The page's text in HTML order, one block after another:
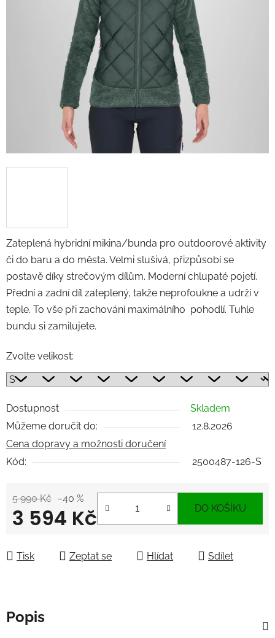
Zateplená hybridní mikina/bunda pro outdoorové aktivity
či do baru a do města. Velmi slušivá, přizpůsobí se
postavě díky strečovým dílům. Moderní chlupaté pojetí.
Přední a zadní díl zateplený, takže neprofoukne a udrží v
teple. To vše při zachování maximálního pohodlí. Tuhle
bundu si zamilujete.
Zvolte velikost:
Dostupnost
Skladem
Můžeme doručit do:
12.8.2026
Cena dopravy a možnosti doručení
Kód:
2500487-126-S
5 990 Kč –40 %
3 594 Kč DO KOŠÍKU
Tisk Zeptat se Hlídat Sdílet
Popis